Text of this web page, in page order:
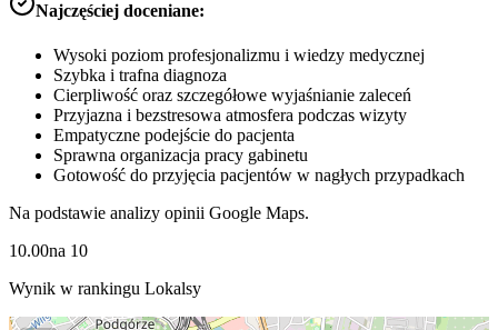
Najczęściej doceniane:
Wysoki poziom profesjonalizmu i wiedzy medycznej
Szybka i trafna diagnoza
Cierpliwość oraz szczegółowe wyjaśnianie zaleceń
Przyjazna i bezstresowa atmosfera podczas wizyty
Empatyczne podejście do pacjenta
Sprawna organizacja pracy gabinetu
Gotowość do przyjęcia pacjentów w nagłych przypadkach
Na podstawie analizy opinii Google Maps.
10.00na 10
Wynik w rankingu Lokalsy